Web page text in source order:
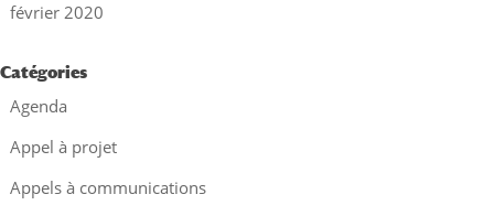
février 2020
Catégories
Agenda
Appel à projet
Appels à communications